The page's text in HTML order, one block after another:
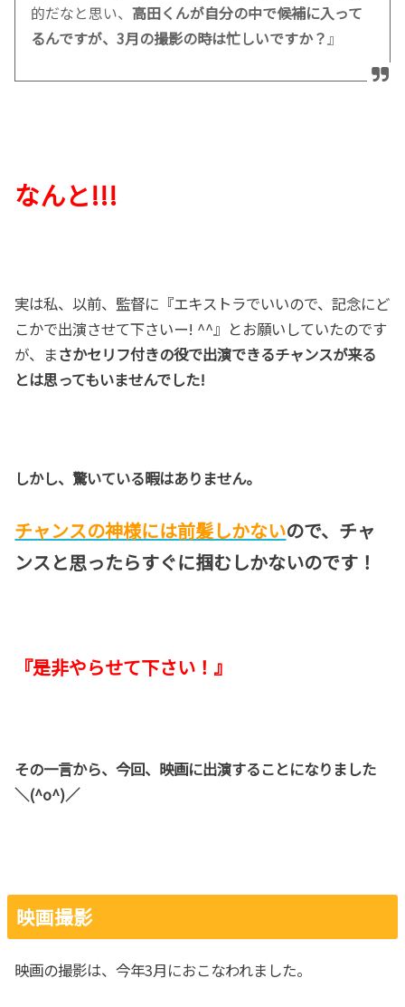
的だなと思い、高田くんが自分の中で候補に入って
るんですが、3月の撮影の時は忙しいですか？ 』
なんと!!!
実は私、以前、監督に『エキストラでいいので、記念にど
こかで出演させて下さいー! ^^』とお願いしていたのです
が、まさかセリフ付きの役で出演できるチャンスが来る
とは思ってもいませんでした!
しかし、驚いている暇はありません。
チャンスの神様には前髪しかないので、チャ
ンスと思ったらすぐに掴むしかないのです！
『是非やらせて下さい！』
その一言から、今回、映画に出演することになりました
＼(^o^)／
映画撮影
映画の撮影は、今年3月におこなわれました。